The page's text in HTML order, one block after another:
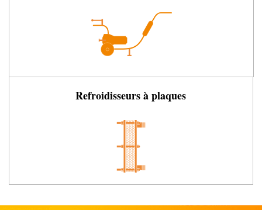
Refroidisseurs à plaques